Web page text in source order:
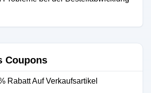
Coupons
Rabatt Auf Verkaufsartikel